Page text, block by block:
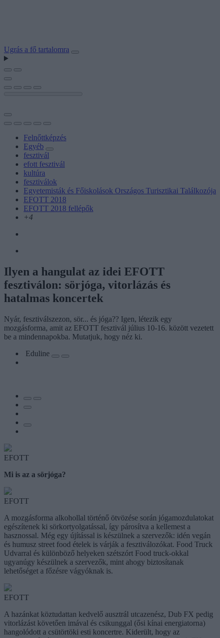
Ugrás a fő tartalomra
Felnőttképzés
Egyéb
fesztivál
efott fesztivál
kultúra
fesztiválok
Egyetemisták és Főiskolások Országos Turisztikai Találkozója
EFOTT 2018
EFOTT 2018 fellépők
+4
Ilyen a hangulat az idei EFOTT
fesztiválon: sörjóga, vitorlázás és
hatalmas koncertek
Nyár, fesztiválszezon, sör... és jóga?? Igen, létezik egy
mozgásforma, amit az EFOTT fesztivál július 10-16. között vezetett
be a mindennapokba. Mutatjuk, hogy néz ki.
Eduline
EFOTT
Mi is az a sörjóga?
EFOTT
A mozgásforma alkohollal történő ötvözése során jógamozdulatokat
egészítenek ki sörkortyolgatással, így párosítva a kellemest a
hasznossal. Még egy újítással is készülnek a szervezők: idén vegán
és humusz street food ételek is várják a fesztiválozókat. Food Truck
Udvarral és különböző helyeken szétszórt Food truck-okkal
ugyanúgy készülnek a szervezők, mint ahogy biztosítanak
lehetőséget a főzésre vágyóknak is.
EFOTT
A hazánkat köztudattan kedvelő ausztrál utcazenész, Dub FX pedig
vitorlázást követően imával és csikunggal (ősi kínai energiatorna)
hangolódott a csütörtöki esti koncertre. Kiderült, hogy az